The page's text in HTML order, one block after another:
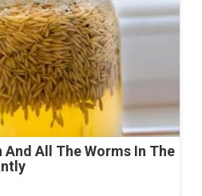
And All The Worms In The